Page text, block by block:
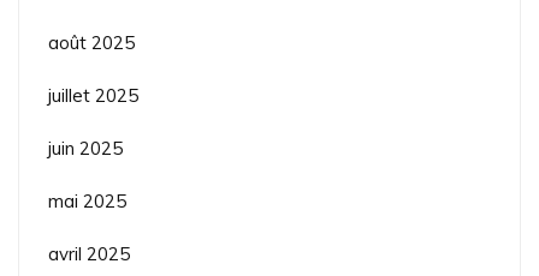
août 2025
juillet 2025
juin 2025
mai 2025
avril 2025